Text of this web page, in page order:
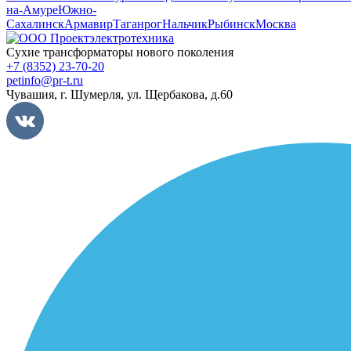
на-АмуреЮжно-
СахалинскАрмавирТаганрогНальчикРыбинскМосква
Сухие трансформаторы нового поколения
+7 (8352) 23-70-20
petinfo@pr-t.ru
Чувашия, г. Шумерля, ул. Щербакова, д.60